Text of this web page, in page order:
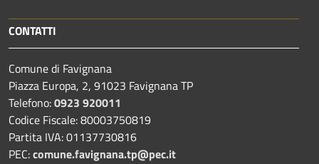
CONTATTI
Comune di Favignana
Piazza Europa, 2, 91023 Favignana TP
Telefono:0923 920011
Codice Fiscale: 80003750819
Partita IVA: 01137730816
PEC:comune.favignana.tp@pec.it